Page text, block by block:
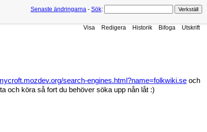
Senaste ändringarna - Sök:
Visa Redigera Historik Bifoga Utskrift
search-engines.html?name=folkwiki.se och
och köra så fort du behöver söka upp nån låt :)